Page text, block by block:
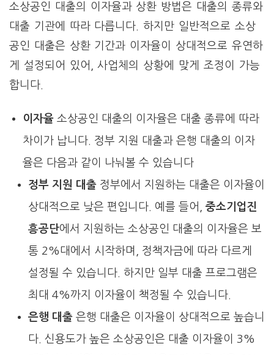
소상공인 대출의 이자율과 상환 방법은 대출의 종류와
대출 기관에 따라 다릅니다. 하지만 일반적으로 소상
공인 대출은 상환 기간과 이자율이 상대적으로 유연하
게 설정되어 있어, 사업체의 상황에 맞게 조정이 가능
합니다.
이자율소상공인 대출의 이자율은 대출 종류에 따라
차이가 납니다. 정부 지원 대출과 은행 대출의 이자
율은 다음과 같이 나눠볼 수 있습니다
정부 지원 대출정부에서 지원하는 대출은 이자율이
상대적으로 낮은 편입니다. 예를 들어, 중소기업진
흥공단에서 지원하는 소상공인 대출의 이자율은 보
통 2%대에서 시작하며, 정책자금에 따라 다르게
설정될 수 있습니다. 하지만 일부 대출 프로그램은
최대 4%까지 이자율이 책정될 수 있습니다.
은행 대출은행 대출은 이자율이 상대적으로 높습니
다. 신용도가 높은 소상공인은 대출 이자율이 3%